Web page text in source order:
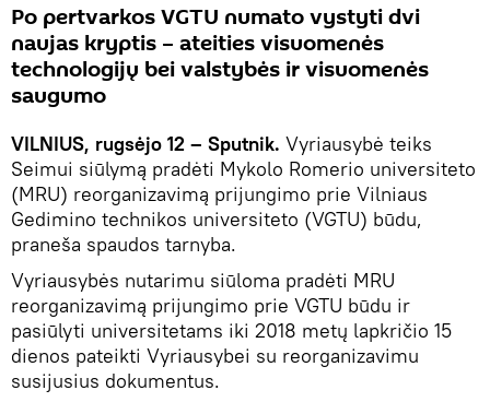
Po pertvarkos VGTU numato vystyti dvi
naujas kryptis – ateities visuomenės
technologijų bei valstybės ir visuomenės
saugumo
VILNIUS, rugsėjo 12 – Sputnik. Vyriausybė teiks
Seimui siūlymą pradėti Mykolo Romerio universiteto
(MRU) reorganizavimą prijungimo prie Vilniaus
Gedimino technikos universiteto (VGTU) būdu,
praneša spaudos tarnyba.
Vyriausybės nutarimu siūloma pradėti MRU
reorganizavimą prijungimo prie VGTU būdu ir
pasiūlyti universitetams iki 2018 metų lapkričio 15
dienos pateikti Vyriausybei su reorganizavimu
susijusius dokumentus.